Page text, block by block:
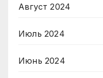
Август 2024
Июль 2024
Июнь 2024